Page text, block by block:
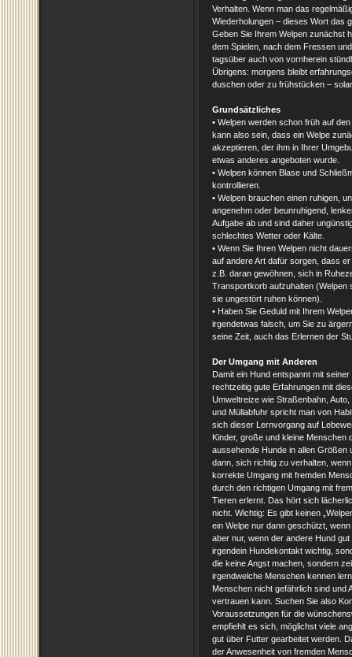
Verhalten. Wenn man das
Wiederholungen – dieses Wort das
Geben Sie Ihrem Welpen zunächst
dem Spielen, nach dem Fressen
tagsüber auch von vornherein
Übrigens: morgens bleibt
duschen oder zu frühstücken –
Grundsätzliches
• Welpen werden schon früh auf
kann also sein, dass ein Welpe
akzeptieren, der ihm in Ihrer
etwas anderes angeboten wurde.
• Welpen können Blase und
kontrollieren.
• Welpen brauchen einen ruhigen,
angenehm oder beunruhigend,
Aufgabe ab und sind daher
schlechtes Wetter oder Kälte.
• Wenn Sie Ihren Welpen nicht
auf andere Art dafür sorgen, dass
z.B. daran gewöhnen, sich in
Transportkorb aufzuhalten (Welpen
sie ungestört ruhen können).
• Haben Sie Geduld mit Ihrem
irgendetwas falsch, um Sie zu
seine Zeit, auch das Erlernen der
Der Umgang mit Anderen
Damit ein Hund entspannt mit
rechtzeitig gute Erfahrungen mit
Umweltreize wie Straßenbahn,
und Müllabfuhr spricht man von
sich dieser Lernvorgang auf
Kinder, große und kleine
aussehende Hunde in allen Größen
dann, sich richtig zu verhalten,
korrekte Umgang mit fremden
durch den richtigen Umgang mit
Tieren erlernt. Das hört sich
nicht. Wichtig: Es gibt keinen
ein Welpe nur dann geschützt,
aber nur, wenn der andere Hund
irgendein Hundekontakt wichtig,
die keine Angst machen, sondern
irgendwelche Menschen kennen
Menschen nicht gefährlich sind und
vertrauen kann. Suchen Sie also
Voraussetzungen für die
empfiehlt es sich, möglichst viele
gut über Futter gearbeitet werden.
der Anwesenheit von fremden